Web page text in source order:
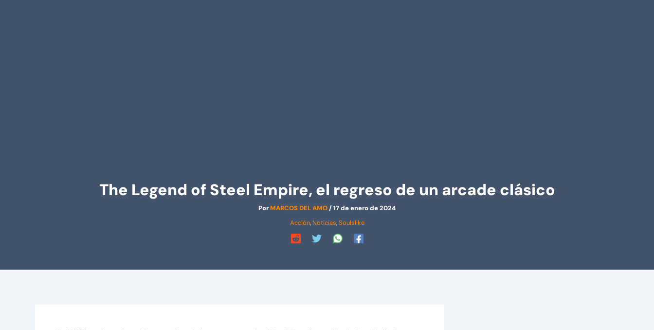
The Legend of Steel Empire, el regreso de un arcade clásico
PorMARCOS DEL AMO/17 de enero de 2024
Acción, Noticias,Soulslike